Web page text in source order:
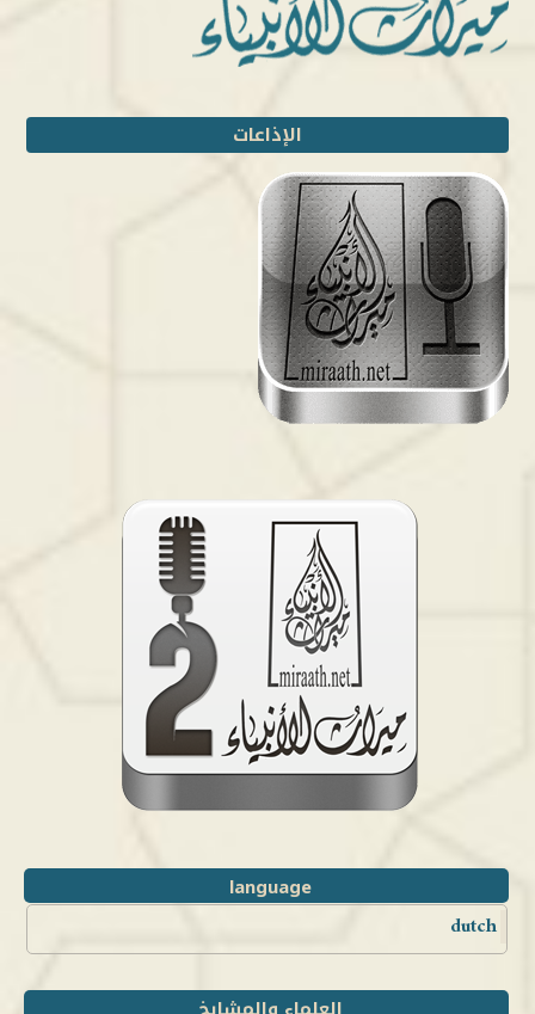
الإذاعات
language
dutch